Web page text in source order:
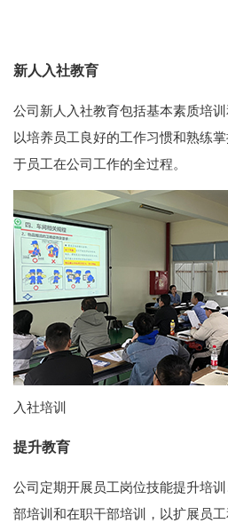
新人入社教育
公司新人入社教育包括基本素质培
以培养员工良好的工作习惯和熟练
于员工在公司工作的全过程。
入社培训
提升教育
公司定期开展员工岗位技能提升培
部培训和在职干部培训，以扩展员